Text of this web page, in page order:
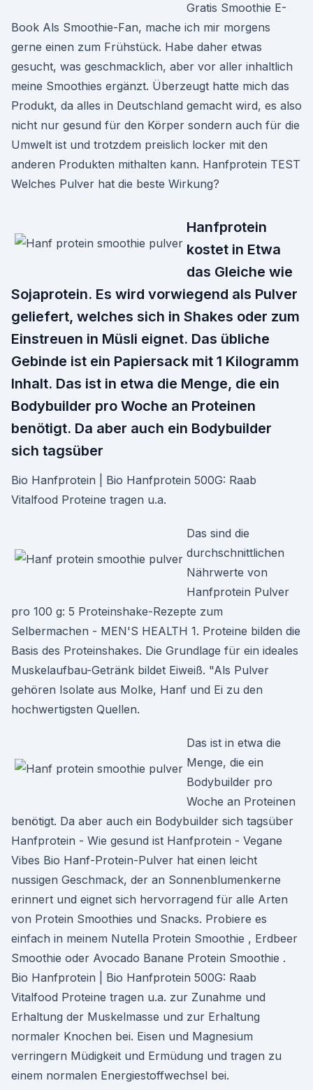
Gratis Smoothie E-
Book Als Smoothie-Fan, mache ich mir morgens
gerne einen zum Frühstück. Habe daher etwas
gesucht, was geschmacklich, aber vor aller inhaltlich
meine Smoothies ergänzt. Überzeugt hatte mich das
Produkt, da alles in Deutschland gemacht wird, es also
nicht nur gesund für den Körper sondern auch für die
Umwelt ist und trotzdem preislich locker mit den
anderen Produkten mithalten kann. Hanfprotein TEST
Welches Pulver hat die beste Wirkung?
Hanfprotein
kostet in Etwa
das Gleiche wie
Sojaprotein. Es wird vorwiegend als Pulver
geliefert, welches sich in Shakes oder zum
Einstreuen in Müsli eignet. Das übliche
Gebinde ist ein Papiersack mit 1 Kilogramm
Inhalt. Das ist in etwa die Menge, die ein
Bodybuilder pro Woche an Proteinen
benötigt. Da aber auch ein Bodybuilder
sich tagsüber
Bio Hanfprotein | Bio Hanfprotein 500G: Raab
Vitalfood Proteine tragen u.a.
Das sind die
durchschnittlichen
Nährwerte von
Hanfprotein Pulver
pro 100 g: 5 Proteinshake-Rezepte zum
Selbermachen - MEN'S HEALTH 1. Proteine bilden die
Basis des Proteinshakes. Die Grundlage für ein ideales
Muskelaufbau-Getränk bildet Eiweiß. "Als Pulver
gehören Isolate aus Molke, Hanf und Ei zu den
hochwertigsten Quellen.
Das ist in etwa die
Menge, die ein
Bodybuilder pro
Woche an Proteinen
benötigt. Da aber auch ein Bodybuilder sich tagsüber
Hanfprotein - Wie gesund ist Hanfprotein - Vegane
Vibes Bio Hanf-Protein-Pulver hat einen leicht
nussigen Geschmack, der an Sonnenblumenkerne
erinnert und eignet sich hervorragend für alle Arten
von Protein Smoothies und Snacks. Probiere es
einfach in meinem Nutella Protein Smoothie , Erdbeer
Smoothie oder Avocado Banane Protein Smoothie .
Bio Hanfprotein | Bio Hanfprotein 500G: Raab
Vitalfood Proteine tragen u.a. zur Zunahme und
Erhaltung der Muskelmasse und zur Erhaltung
normaler Knochen bei. Eisen und Magnesium
verringern Müdigkeit und Ermüdung und tragen zu
einem normalen Energiestoffwechsel bei.